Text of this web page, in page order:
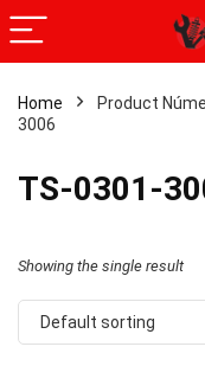
Home Product
3006
‎TS-0301-
Showing the single result
Default sorting